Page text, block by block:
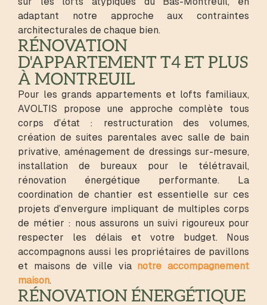
adaptant notre approche aux contraintes
architecturales de chaque bien.
RÉNOVATION
D'APPARTEMENT T4 ET PLUS
À MONTREUIL
Pour les grands appartements et lofts familiaux,
AVOLTIS propose une approche complète tous
corps d’état : restructuration des volumes,
création de suites parentales avec salle de bain
privative, aménagement de dressings sur-mesure,
installation de bureaux pour le télétravail,
rénovation énergétique performante. La
coordination de chantier est essentielle sur ces
projets d’envergure impliquant de multiples corps
de métier : nous assurons un suivi rigoureux pour
respecter les délais et votre budget. Nous
accompagnons aussi les propriétaires de pavillons
et maisons de ville via notre accompagnement
maison.
RÉNOVATION ÉNERGÉTIQUE